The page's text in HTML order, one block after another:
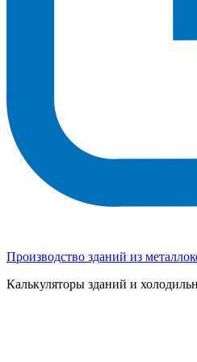
Производство зданий из
Калькуляторы зданий и